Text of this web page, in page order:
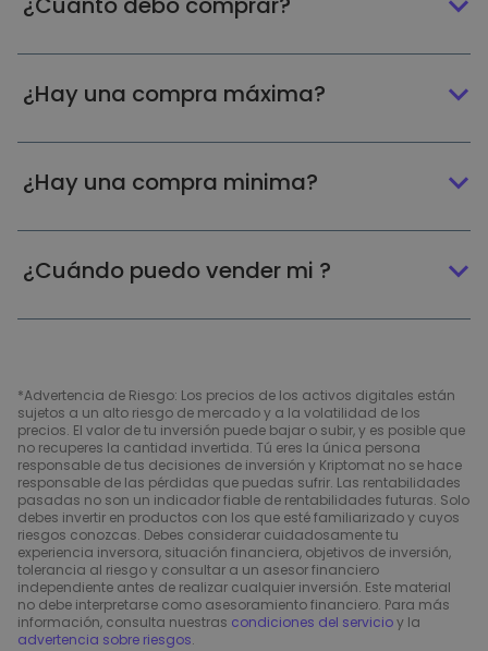
¿Hay una compra máxima?
¿Hay una compra minima?
¿Cuándo puedo vender mi ?
*Advertencia de Riesgo: Los precios de los activos digitales están
sujetos a un alto riesgo de mercado y a la volatilidad de los
precios. El valor de tu inversión puede bajar o subir, y es posible que
no recuperes la cantidad invertida. Tú eres la única persona
responsable de tus decisiones de inversión y Kriptomat no se hace
responsable de las pérdidas que puedas sufrir. Las rentabilidades
pasadas no son un indicador fiable de rentabilidades futuras. Solo
debes invertir en productos con los que esté familiarizado y cuyos
riesgos conozcas. Debes considerar cuidadosamente tu
experiencia inversora, situación financiera, objetivos de inversión,
tolerancia al riesgo y consultar a un asesor financiero
independiente antes de realizar cualquier inversión. Este material
no debe interpretarse como asesoramiento financiero. Para más
información, consulta nuestras condiciones del servicioy la
advertencia sobre riesgos.